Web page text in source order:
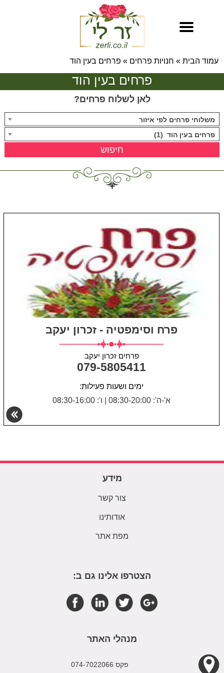
עמוד הבית » חנויות פרחים » פרחים בעין הוד
פרחים בעין הוד
לאן לשלוח פרחים?
משלוחי פרחים לפי איזור
פרחים בעין הוד (1)
פרח וסימפטיה - זכרון יעקב
פרחים זכרון יעקב
079-5805411
ימים ושעות פעילות:
א'-ה': 08:30-20:00
ו': 08:30-16:00
מידע
צור קשר
אודותינו
מפת אתר
הצטרפו אלינו גם ב:
מנהלי האתר
פקס 074-7022066